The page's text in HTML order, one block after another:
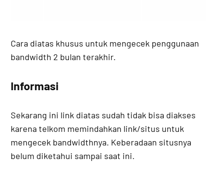
Cara diatas khusus untuk mengecek penggunaan
bandwidth 2 bulan terakhir.
Informasi
Sekarang ini link diatas sudah tidak bisa diakses
karena telkom memindahkan link/situs untuk
mengecek bandwidthnya. Keberadaan situsnya
belum diketahui sampai saat ini.